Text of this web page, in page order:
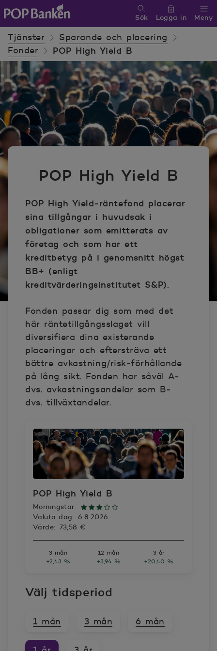
POP banken, till hemsidan
Meny
Sök Logga in
Tjänster
Sparande och placering
Fonder
POP High Yield B
POP High Yield B
POP High Yield-räntefond placerar
sina tillgångar i huvudsak i
obligationer som emitterats av
företag och som har ett
kreditbetyg på i genomsnitt högst
BB+ (enligt
kreditvärderingsinstitutet S&P).
Fonden passar dig som med det
här räntetillgångsslaget vill
diversifiera dina existerande
placeringar och eftersträva ett
bättre avkastning/risk-förhållande
på lång sikt. Fonden har såväl A-
dvs. avkastningsandelar som B-
dvs. tillväxtandelar.
POP High Yield B
Morningstar:
Valuta dag: 6.8.2026
Värde: 73,58 €
3 mån
+2,43 %
12 mån
+3,94 %
3 år
+20,40 %
Välj tidsperiod
1 mån 3 mån 6 mån